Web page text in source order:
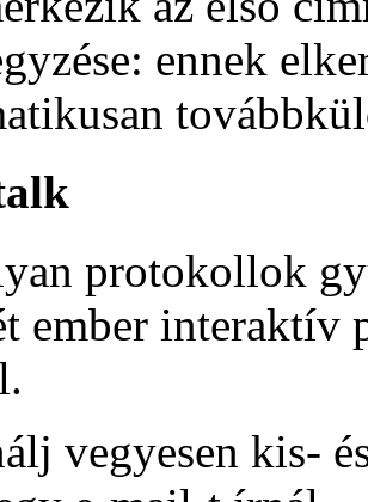
ennek
protokollok
ember interaktív
vegyesen kis-